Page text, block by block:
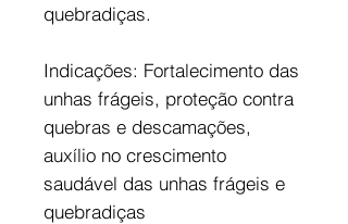
quebradiças.
Indicações: Fortalecimento das
unhas frágeis, proteção contra
quebras e descamações,
auxílio no crescimento
saudável das unhas frágeis e
quebradiças